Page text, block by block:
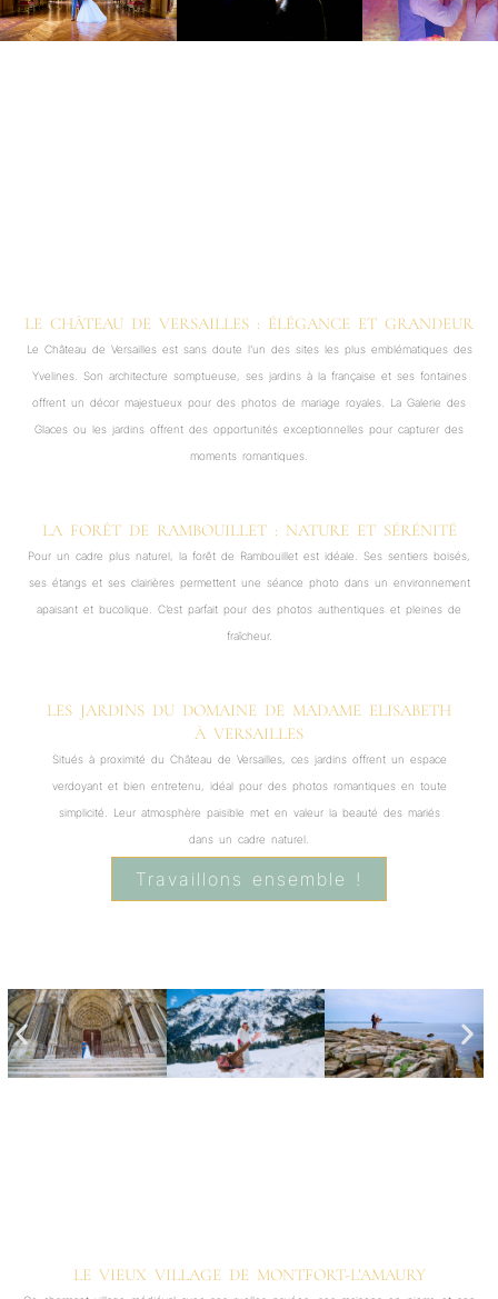
LE CHÂTEAU DE VERSAILLES : ÉLÉGANCE ET GRANDEUR
Le Château de Versailles est sans doute l’un des sites les plus emblématiques des
Yvelines. Son architecture somptueuse, ses jardins à la française et ses fontaines
offrent un décor majestueux pour des photos de mariage royales. La Galerie des
Glaces ou les jardins offrent des opportunités exceptionnelles pour capturer des
moments romantiques.
LA FORÊT DE RAMBOUILLET : NATURE ET SÉRÉNITÉ
Pour un cadre plus naturel, la forêt de Rambouillet est idéale. Ses sentiers boisés,
ses étangs et ses clairières permettent une séance photo dans un environnement
apaisant et bucolique. C’est parfait pour des photos authentiques et pleines de
fraîcheur.
LES JARDINS DU DOMAINE DE MADAME ELISABETH
À VERSAILLES
Situés à proximité du Château de Versailles, ces jardins offrent un espace
verdoyant et bien entretenu, idéal pour des photos romantiques en toute
simplicité. Leur atmosphère paisible met en valeur la beauté des mariés
dans un cadre naturel.
Travaillons ensemble !
LE VIEUX VILLAGE DE MONTFORT-L’AMAURY